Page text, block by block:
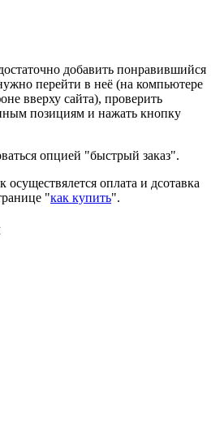
добавить понравившийся
перейти в неё (на компьютере
вверху сайта), проверить
позициям и нажать кнопку
опцией "быстрый заказ".
оплата и дсотавка
"как купить".